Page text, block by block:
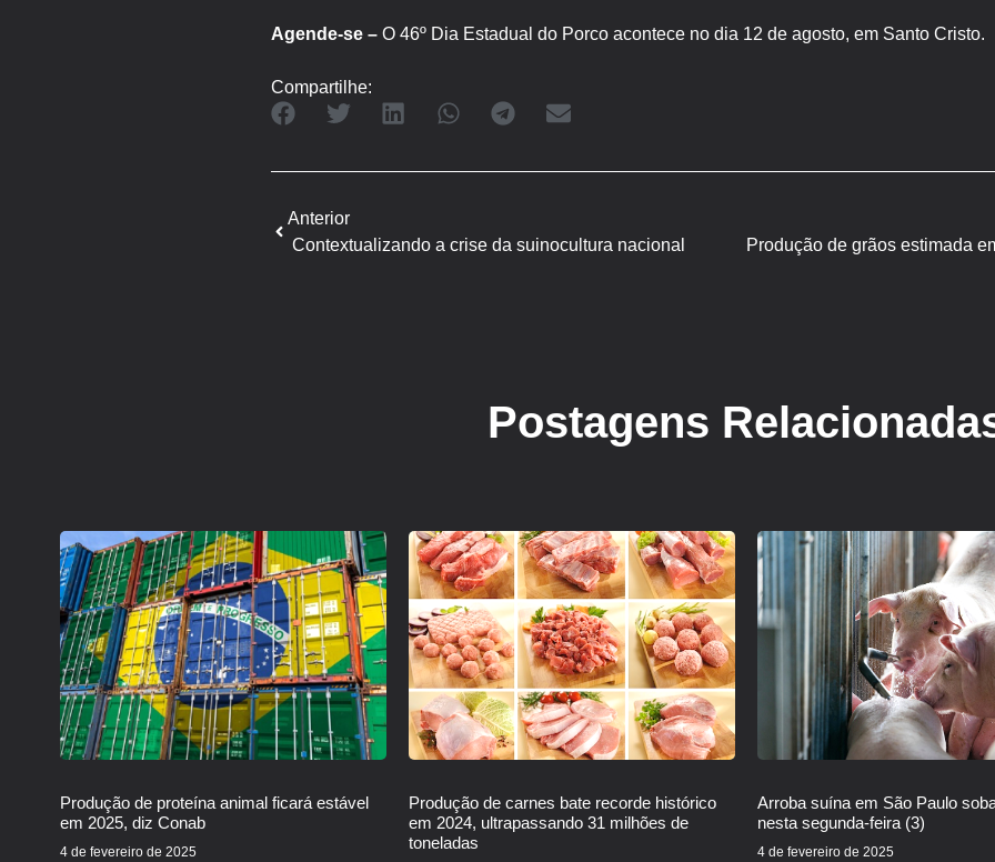
Agende-se – O 46º Dia Estadual do Porco acontece no dia 12 de agosto, em Santo Cristo.
Compartilhe:
Anterior
Contextualizando a crise da suinocultura nacional
Postagens
Produção de proteína animal ficará estável
em 2025, diz Conab
4 de fevereiro de 2025
Produção de carnes bate recorde histórico
em 2024, ultrapassando 31 milhões de
toneladas
Arroba suína em São Paulo
nesta segunda-feira (3)
4 de fevereiro de 2025